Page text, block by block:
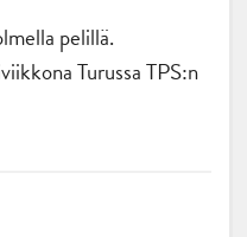
pelillä.
Turussa TPS:n